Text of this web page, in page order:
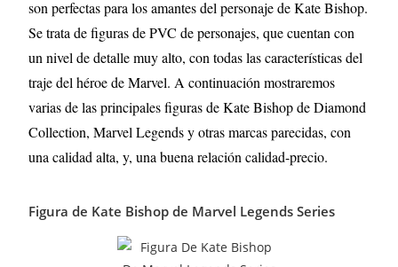
son perfectas para los amantes del personaje deKate Bishop.
Se trata de figuras de PVC de personajes, que cuentan con
un nivel de detalle muy alto, con todas las características del
traje del héroe de Marvel. A continuación mostraremos
varias de las principales figuras deKate Bishopde Diamond
Collection, Marvel Legends y otras marcas parecidas, con
una calidad alta, y, una buena relación calidad-precio.
Figura de Kate Bishop de Marvel Legends Series